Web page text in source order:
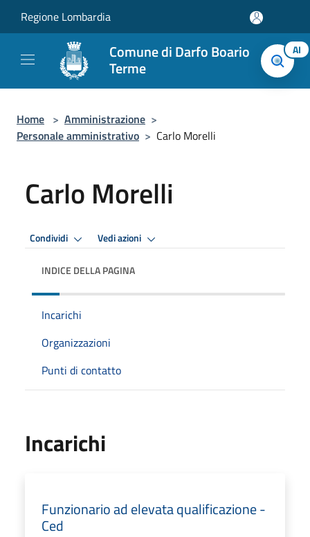
Regione Lombardia
Comune di Darfo Boario
Terme
AI
Home > Amministrazione >
Personale amministrativo > Carlo Morelli
Carlo Morelli
Condividi Vedi azioni
INDICE DELLA PAGINA
Incarichi
Organizzazioni
Punti di contatto
Incarichi
Funzionario ad elevata qualificazione -
Ced